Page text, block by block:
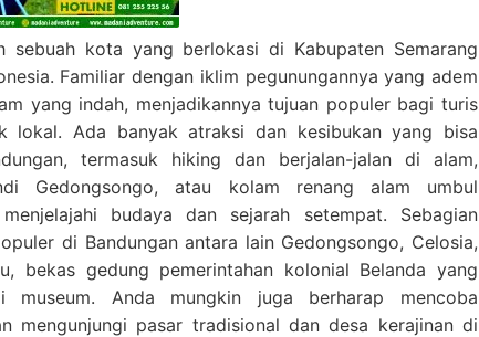
sebuah kota yang berlokasi di Kabupaten Semarang
Familiar dengan iklim pegunungannya yang adem
yang indah, menjadikannya tujuan populer bagi turis
lokal. Ada banyak atraksi dan kesibukan yang bisa
termasuk hiking dan berjalan-jalan di alam,
Gedongsongo, atau kolam renang alam umbul
budaya dan sejarah setempat. Sebagian
di Bandungan antara lain Gedongsongo, Celosia,
bekas gedung pemerintahan kolonial Belanda yang
museum. Anda mungkin juga berharap mencoba
mengunjungi pasar tradisional dan desa kerajinan di